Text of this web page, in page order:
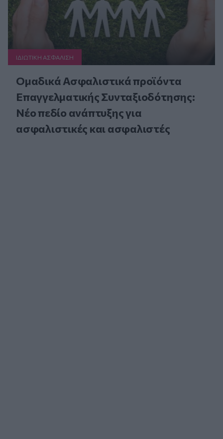
ΙΔΙΩΤΙΚΗ ΑΣΦAΛΙΣΗ
Ομαδικά Ασφαλιστικά προϊόντα
Επαγγελματικής Συνταξιοδότησης:
Νέο πεδίο ανάπτυξης για
ασφαλιστικές και ασφαλιστές